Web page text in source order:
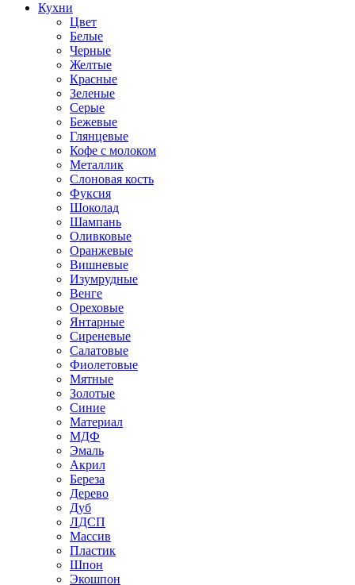
Кухни
Цвет
Белые
Черные
Желтые
Красные
Зеленые
Серые
Бежевые
Глянцевые
Кофе с молоком
Металлик
Слоновая кость
Фуксия
Шоколад
Шампань
Оливковые
Оранжевые
Вишневые
Изумрудные
Венге
Ореховые
Янтарные
Сиреневые
Салатовые
Фиолетовые
Мятные
Золотые
Синие
Материал
МДФ
Эмаль
Акрил
Береза
Дерево
Дуб
ЛДСП
Массив
Пластик
Шпон
Экошпон